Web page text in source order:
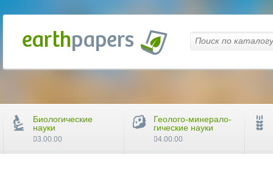
Биологические
науки
03.00.00
Геолого-минерало-
гические науки
04.00.00